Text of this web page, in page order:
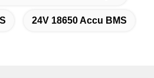
24V 18650 Accu BMS